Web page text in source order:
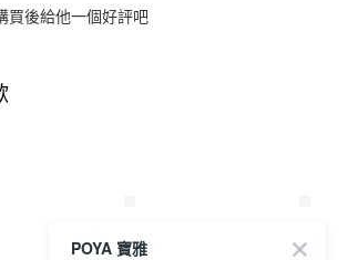
買後給他一個好評吧
POYA 寶雅